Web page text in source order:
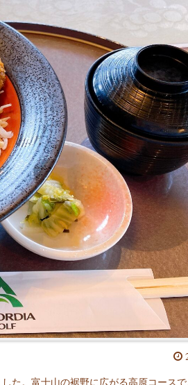
た。富士山の裾野に広がる高原コース